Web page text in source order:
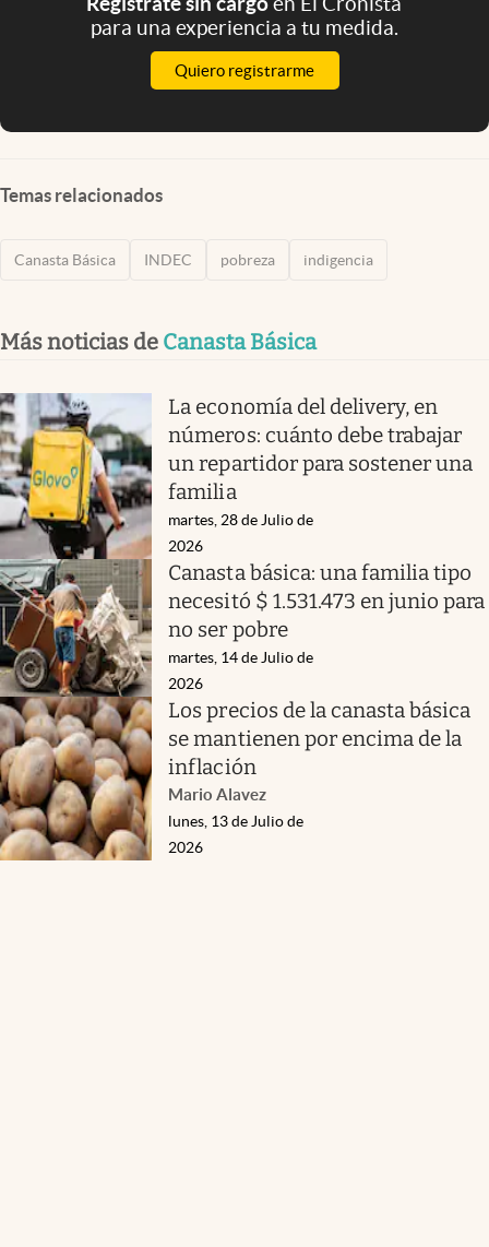
para una experiencia a tu medida.
Quiero registrarme
Temas relacionados
Canasta Básica INDEC pobreza indigencia
Más noticias de Canasta Básica
La economía del delivery, en
números: cuánto debe trabajar
un repartidor para sostener una
familia
martes, 28 de Julio de
2026
Canasta básica: una familia tipo
necesitó $ 1.531.473 en junio para
no ser pobre
martes, 14 de Julio de
2026
Los precios de la canasta básica
se mantienen por encima de la
inflación
Mario Alavez
lunes, 13 de Julio de
2026